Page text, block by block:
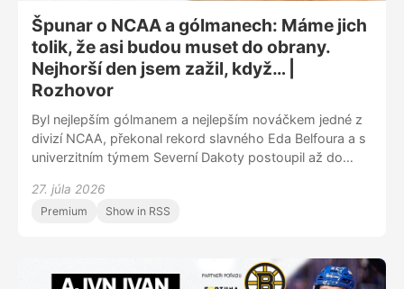
Špunar o NCAA a gólmanech: Máme jich
tolik, že asi budou muset do obrany.
Nejhorší den jsem zažil, když… |
Rozhovor
Byl nejlepším gólmanem a nejlepším nováčkem jedné z
divizí NCAA, překonal rekord slavného Eda Belfoura a s
univerzitním týmem Severní Dakoty postoupil až do
Host Zimáku Jan Špunar už předtím zářil v zámořských
juniorkách. Hokeji dal kdysi přednost před fotbalem a
rodné Olomouci, a čím to je, že polovina draftovaných
27. júla 2026
Premium Show in RSS